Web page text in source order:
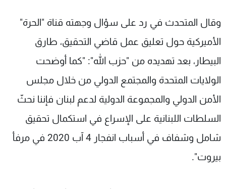
وقال المتحدث في رد على سؤال وجهته قناة "الحرة"
الأميركية حول تعليق عمل قاضي التحقيق، طارق
البيطار، بعد تهديده من "حزب الله": "كما أوضحت
الولايات المتحدة والمجتمع الدولي من خلال مجلس
الأمن الدولي والمجموعة الدولية لدعم لبنان فإننا نحثّ
السلطات اللبنانية على الإسراع في استكمال تحقيق
شامل وشفاف في أسباب انفجار 4 آب 2020 في مرفأ
بيروت".